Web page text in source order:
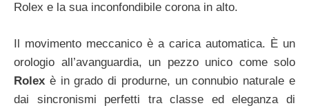
Rolex e la sua inconfondibile corona in alto.
Il movimento meccanico è a carica automatica. È un
orologio all’avanguardia, un pezzo unico come solo
Rolex è in grado di produrne, un connubio naturale e
dai sincronismi perfetti tra classe ed eleganza di